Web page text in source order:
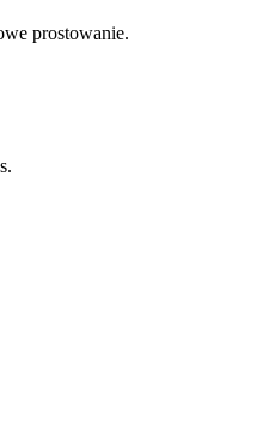
prostowanie.